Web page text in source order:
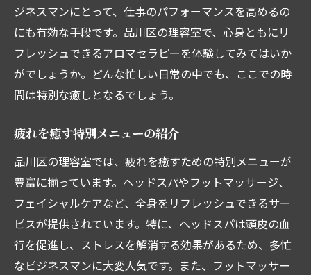
ジネスマンにとって、仕事のパフォーマンスを高めるの
にも有効な手段です。品川区の理容室で、心身ともにリ
フレッシュできるアロマセラピーを体験してみてはいか
がでしょうか。どんな忙しい日常の中でも、ここでの時
間は特別な癒しとなるでしょう。
疲れを癒す特別メニューの紹介
品川区の理容室では、疲れを癒すための特別メニューが
豊富に揃っています。ヘッドスパやフットマッサージ、
フェイシャルケアなど、全身をリフレッシュできるサー
ビスが提供されています。特に、ヘッドスパは頭皮の血
行を促進し、ストレスを解消する効果があるため、多忙
なビジネスマンに大変人気です。また、フットマッサー